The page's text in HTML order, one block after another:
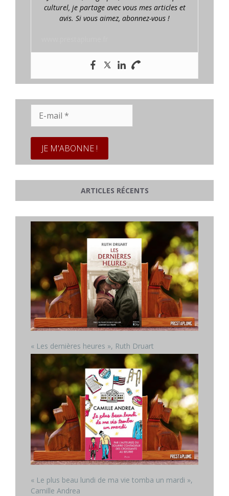
culturel, je partage avec vous mes articles et
avis. Si vous aimez, abonnez-vous !
mail
ARTICLES RÉCENTS
« Les dernières heures », Ruth Druart
« Le plus beau lundi de ma vie tomba un mardi »,
Camille Andrea